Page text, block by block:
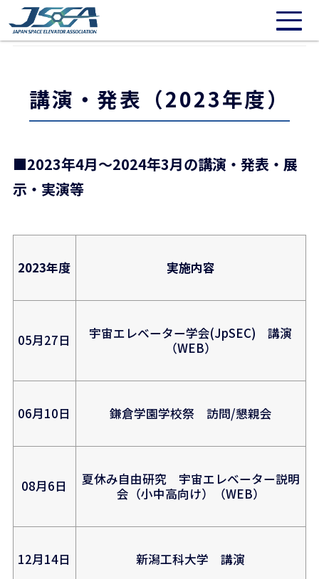
/* 20211016: Need to repair */
講演・発表
講演・発表（2023年度）
■2023年4月～2024年3月の講演・発表・展
示・実演等
2023年度 実施内容
05月27日
宇宙エレベーター学会(JpSEC) 講演
（WEB）
06月10日 鎌倉学園学校祭 訪問/懇親会
08月6日
夏休み自由研究 宇宙エレベーター説明
会（小中高向け）（WEB）
12月14日 新潟工科大学 講演